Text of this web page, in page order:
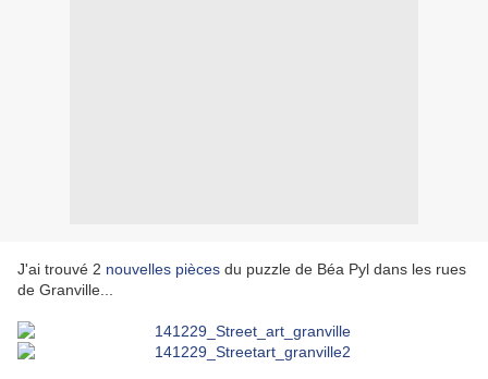
J'ai trouvé 2 nouvelles pièces du puzzle de Béa Pyl dans les rues
de Granville...